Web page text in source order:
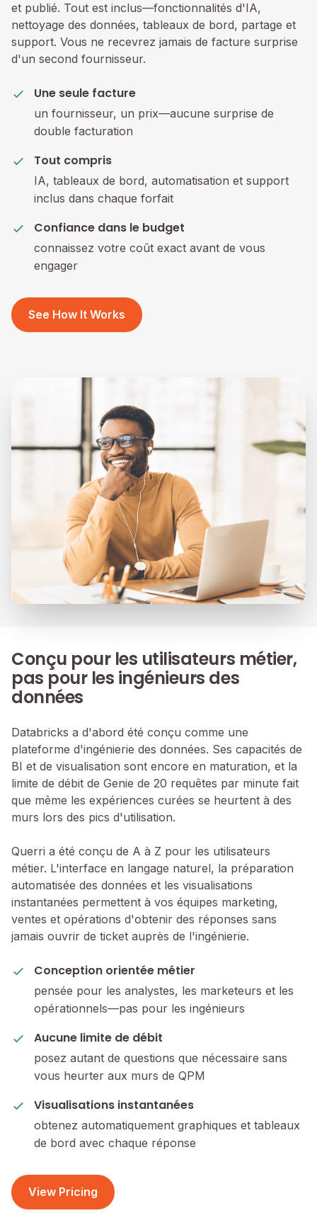
et publié. Tout est inclus—fonctionnalités d'IA,
nettoyage des données, tableaux de bord, partage et
support. Vous ne recevrez jamais de facture surprise
d'un second fournisseur.
Une seule facture
un fournisseur, un prix—aucune surprise de
double facturation
Tout compris
IA, tableaux de bord, automatisation et support
inclus dans chaque forfait
Confiance dans le budget
connaissez votre coût exact avant de vous
engager
See How It Works
Conçu pour les utilisateurs métier,
pas pour les ingénieurs des
données
Databricks a d'abord été conçu comme une
plateforme d'ingénierie des données. Ses capacités de
BI et de visualisation sont encore en maturation, et la
limite de débit de Genie de 20 requêtes par minute fait
que même les expériences curées se heurtent à des
murs lors des pics d'utilisation.
Querri a été conçu de A à Z pour les utilisateurs
métier. L'interface en langage naturel, la préparation
automatisée des données et les visualisations
instantanées permettent à vos équipes marketing,
ventes et opérations d'obtenir des réponses sans
jamais ouvrir de ticket auprès de l'ingénierie.
Conception orientée métier
pensée pour les analystes, les marketeurs et les
opérationnels—pas pour les ingénieurs
Aucune limite de débit
posez autant de questions que nécessaire sans
vous heurter aux murs de QPM
Visualisations instantanées
obtenez automatiquement graphiques et tableaux
de bord avec chaque réponse
View Pricing